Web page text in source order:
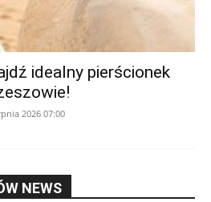
idealny pierścionek
2026 07:00
NEWS